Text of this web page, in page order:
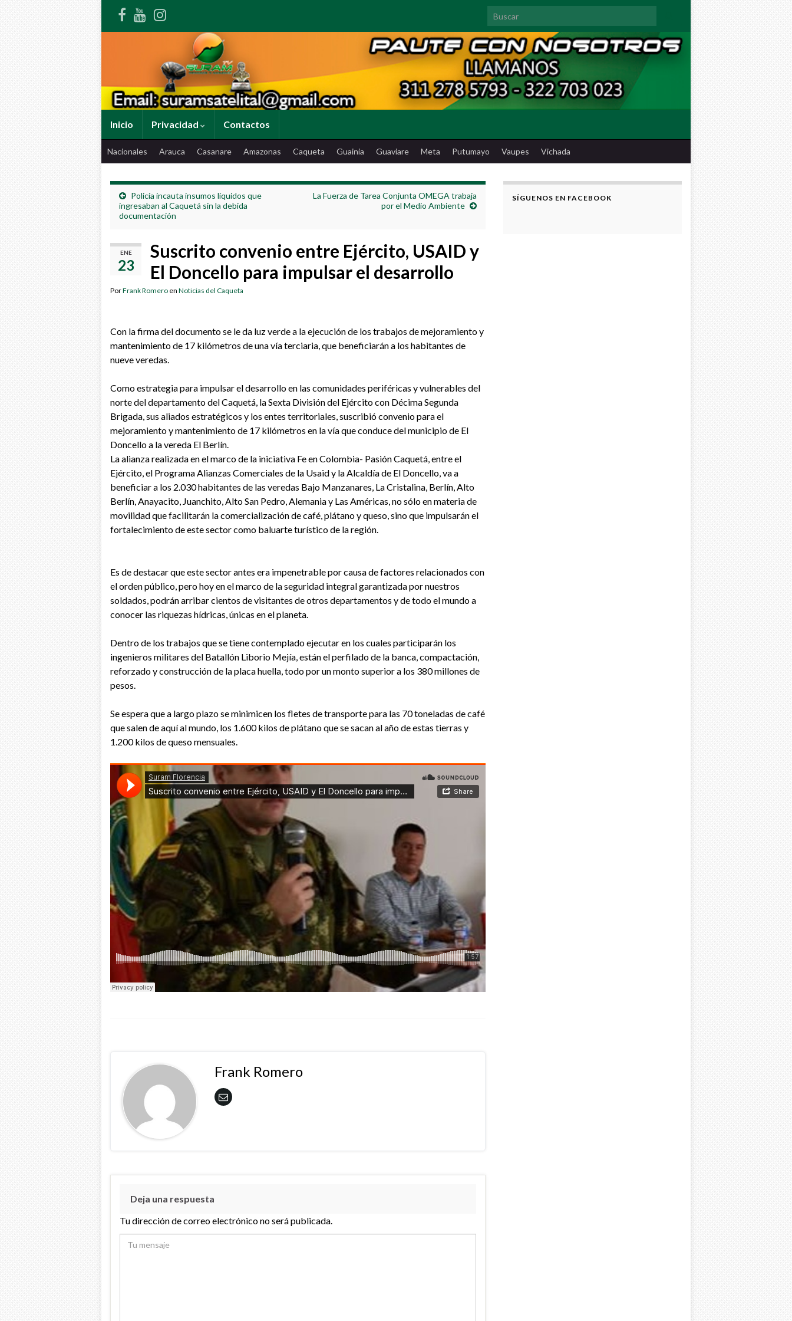
Search for:
Inicio Privacidad Contactos
Nacionales Arauca Casanare Amazonas Caqueta Guainia Guaviare Meta Putumayo Vaupes Vichada
Policía incauta insumos líquidos que
ingresaban al Caquetá sin la debida
documentación
La Fuerza de Tarea Conjunta OMEGA trabaja
por el Medio Ambiente
ENE
23
Suscrito convenio entre Ejército, USAID y
El Doncello para impulsar el desarrollo
PorFrank Romero en Noticias del Caqueta
Con la firma del documento se le da luz verde a la ejecución de los trabajos de mejoramiento y
mantenimiento de 17 kilómetros de una vía terciaria, que beneficiarán a los habitantes de
nueve veredas.
Como estrategia para impulsar el desarrollo en las comunidades periféricas y vulnerables del
norte del departamento del Caquetá, la Sexta División del Ejército con Décima Segunda
Brigada, sus aliados estratégicos y los entes territoriales, suscribió convenio para el
mejoramiento y mantenimiento de 17 kilómetros en la vía que conduce del municipio de El
Doncello a la vereda El Berlín.
La alianza realizada en el marco de la iniciativa Fe en Colombia- Pasión Caquetá, entre el
Ejército, el Programa Alianzas Comerciales de la Usaid y la Alcaldía de El Doncello, va a
beneficiar a los 2.030 habitantes de las veredas Bajo Manzanares, La Cristalina, Berlín, Alto
Berlín, Anayacito, Juanchito, Alto San Pedro, Alemania y Las Américas, no sólo en materia de
movilidad que facilitarán la comercialización de café, plátano y queso, sino que impulsarán el
fortalecimiento de este sector como baluarte turístico de la región.
Es de destacar que este sector antes era impenetrable por causa de factores relacionados con
el orden público, pero hoy en el marco de la seguridad integral garantizada por nuestros
soldados, podrán arribar cientos de visitantes de otros departamentos y de todo el mundo a
conocer las riquezas hídricas, únicas en el planeta.
Dentro de los trabajos que se tiene contemplado ejecutar en los cuales participarán los
ingenieros militares del Batallón Liborio Mejía, están el perfilado de la banca, compactación,
reforzado y construcción de la placa huella, todo por un monto superior a los 380 millones de
pesos.
Se espera que a largo plazo se minimicen los fletes de transporte para las 70 toneladas de café
que salen de aquí al mundo, los 1.600 kilos de plátano que se sacan al año de estas tierras y
1.200 kilos de queso mensuales.
Frank Romero
Deja una respuesta
Tu dirección de correo electrónico no será publicada.
SÍGUENOS EN FACEBOOK